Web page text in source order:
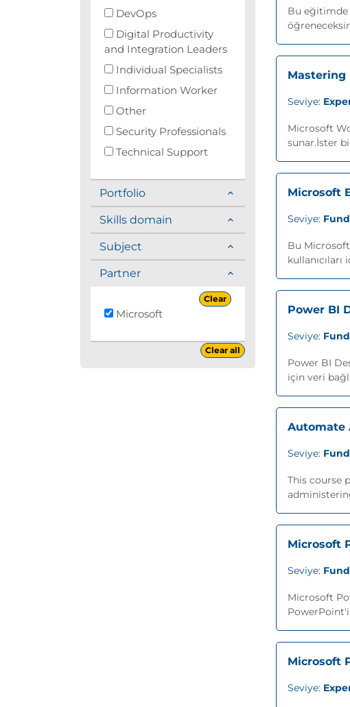
DevOps
Digital Productivity
and Integration Leaders
Individual Specialists
Information Worker
Other
Security Professionals
Technical Support
Portfolio
Skills domain
Subject
Partner
Clear
Microsoft
Clear all
Bu eğitimde
Mastering
Seviye:
Microsoft
sunar.İster
Microsoft
Seviye:
Bu
Power BI
Seviye:
Power BI
için veri
Automate
Seviye:
This course
Microsoft
Seviye:
Microsoft
Microsoft
Seviye: